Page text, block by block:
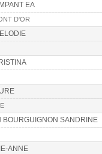
EA
D'OR
BOURGUIGNON SANDRINE
ANNE